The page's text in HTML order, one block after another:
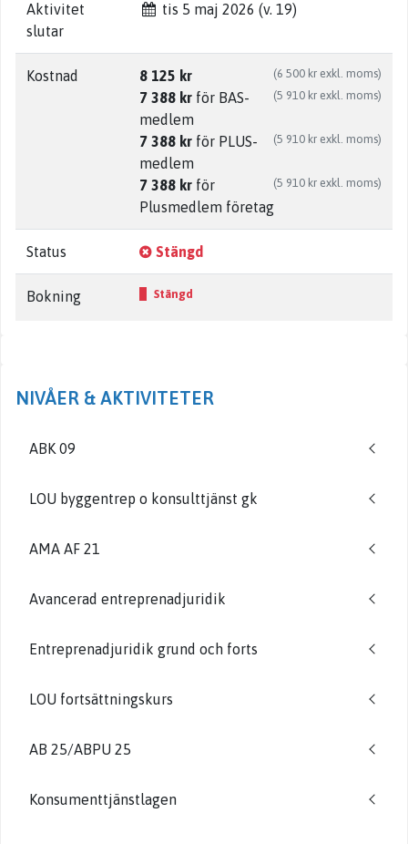
Aktivitet
slutar
tis 5 maj 2026 (v. 19)
Kostnad 8 125 kr (6 500 kr exkl. moms)
7 388 kr (5 910 kr exkl. moms)
för BAS-
medlem
7 388 kr
(5 910 kr exkl. moms)
för PLUS-
medlem
7 388 kr
(5 910 kr exkl. moms)
för
Plusmedlem företag
Status Stängd
Bokning Stängd
NIVÅER & AKTIVITETER
ABK 09
LOU byggentrep o konsulttjänst gk
AMA AF 21
Avancerad entreprenadjuridik
Entreprenadjuridik grund och forts
LOU fortsättningskurs
AB 25/ABPU 25
Konsumenttjänstlagen